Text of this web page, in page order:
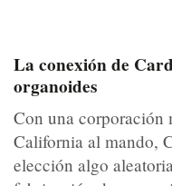
La conexión de
organoides
Con una corporación
California al mando,
elección algo